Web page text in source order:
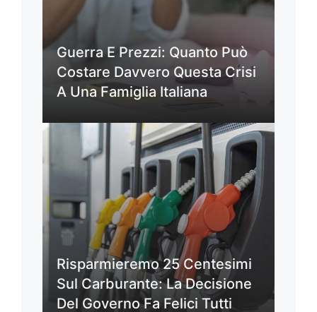
Guerra E Prezzi: Quanto Può
Costare Davvero Questa Crisi
A Una Famiglia Italiana
Risparmieremo 25 Centesimi
Sul Carburante: La Decisione
Del Governo Fa Felici Tutti